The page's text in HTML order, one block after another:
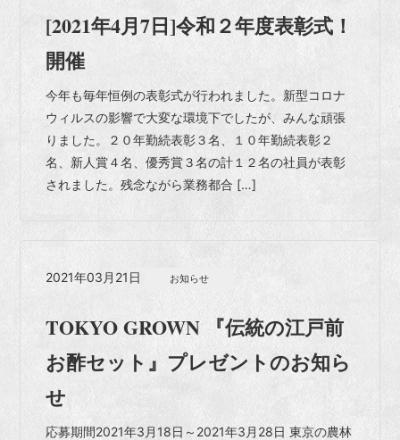
[2021年4月7日]令和２年度表彰式！
開催
今年も毎年恒例の表彰式が行われました。新型コロナ
ウィルスの影響で大変な環境下でしたが、みんな頑張
りました。２０年勤続表彰３名、１０年勤続表彰２
名、新人賞４名、優秀賞３名の計１２名の社員が表彰
されました。残念ながら業務都合 […]
2021年03月21日 お知らせ
TOKYO GROWN 『伝統の江戸前
お酢セット』プレゼントのお知ら
せ
応募期間2021年3月18日～2021年3月28日 東京の農林